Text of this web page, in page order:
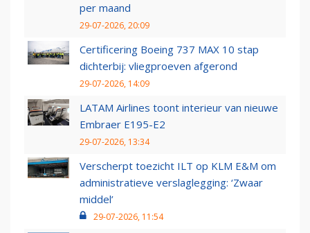
per maand
29-07-2026, 20:09
Certificering Boeing 737 MAX 10 stap
dichterbij: vliegproeven afgerond
29-07-2026, 14:09
LATAM Airlines toont interieur van nieuwe
Embraer E195-E2
29-07-2026, 13:34
Verscherpt toezicht ILT op KLM E&M om
administratieve verslaglegging: ‘Zwaar
middel’
29-07-2026, 11:54